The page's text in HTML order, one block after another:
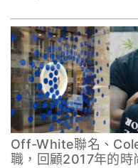
Off-White聯名、
職，回顧2017年的時